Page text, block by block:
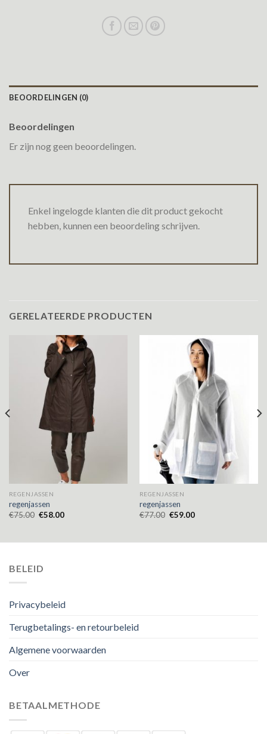
BEOORDELINGEN (0)
Beoordelingen
Er zijn nog geen beoordelingen.
Enkel ingelogde klanten die dit product gekocht
hebben, kunnen een beoordeling schrijven.
GERELATEERDE PRODUCTEN
REGENJASSEN
regenjassen
€75.00 €58.00
REGENJASSEN
regenjassen
€77.00 €59.00
BELEID
Privacybeleid
Terugbetalings- en retourbeleid
Algemene voorwaarden
Over
BETAALMETHODE